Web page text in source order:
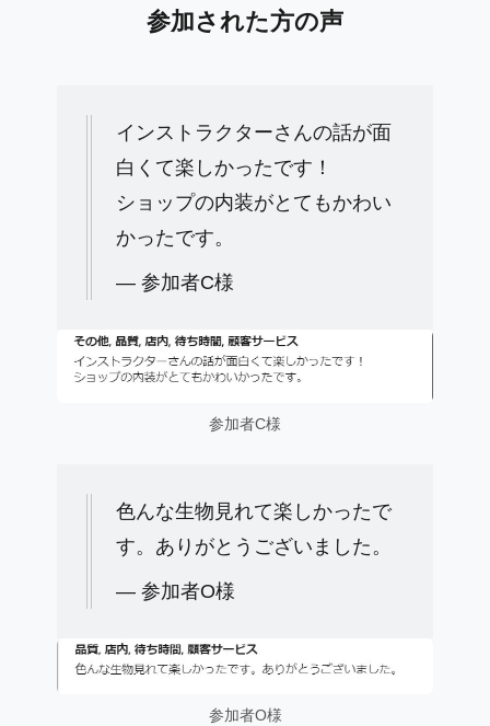
参加された方の声
インストラクターさんの話が面
白くて楽しかったです！
ショップの内装がとてもかわい
かったです。
— 参加者C様
参加者C様
色んな生物見れて楽しかったで
す。ありがとうございました。
— 参加者O様
参加者O様